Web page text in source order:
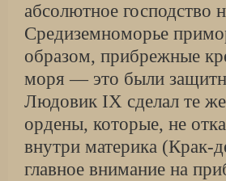
абсолютное господство
Средиземноморье
образом, прибрежные
моря — это были
Людовик IX сделал те
ордены, которые, не
внутри материка
главное внимание на